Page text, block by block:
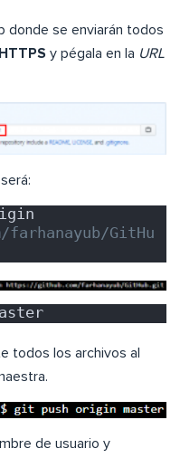
donde se enviarán todos
HTTPS y pégala en la URL
GitHu
todos los archivos al
de usuario y